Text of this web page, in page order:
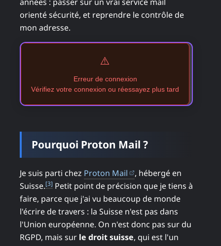
orienté sécurité, et reprendre le contrôle de
mon adresse.
⚠️
Erreur de connexion
Vérifiez votre connexion ou réessayez plus tard
Pourquoi Proton Mail ?
Je suis parti chez Proton Mail (ouvre dans un nouvel
, hébergé en
Suisse.[3] Petit point de précision que je tiens à
faire, parce que j'ai vu beaucoup de monde
l'écrire de travers : la Suisse n'est pas dans
l'Union européenne. On n'est donc pas sur du
RGPD, mais sur le droit suisse, qui est l'un